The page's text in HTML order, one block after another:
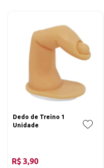
Dedo de Treino 1
Unidade
R$ 3,90